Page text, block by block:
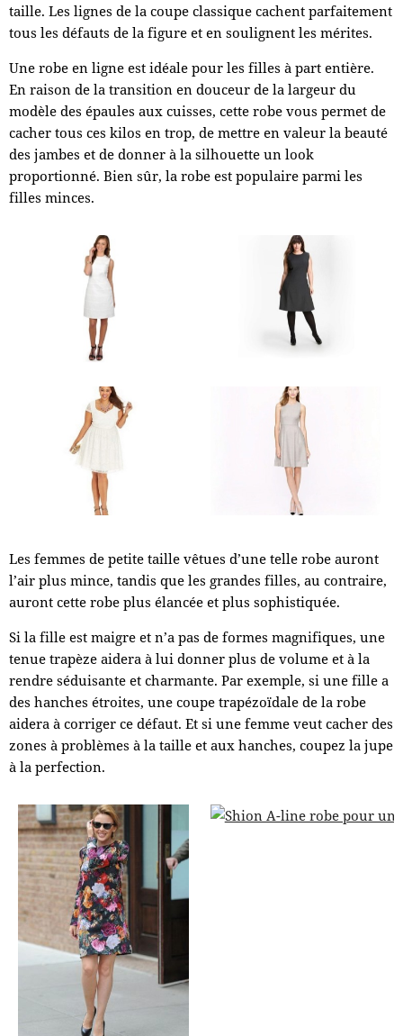
taille. Les lignes de la coupe classique cachent parfaitement
tous les défauts de la figure et en soulignent les mérites.
Une robe en ligne est idéale pour les filles à part entière.
En raison de la transition en douceur de la largeur du
modèle des épaules aux cuisses, cette robe vous permet de
cacher tous ces kilos en trop, de mettre en valeur la beauté
des jambes et de donner à la silhouette un look
proportionné. Bien sûr, la robe est populaire parmi les
filles minces.
Les femmes de petite taille vêtues d’une telle robe auront
l’air plus mince, tandis que les grandes filles, au contraire,
auront cette robe plus élancée et plus sophistiquée.
Si la fille est maigre et n’a pas de formes magnifiques, une
tenue trapèze aidera à lui donner plus de volume et à la
rendre séduisante et charmante. Par exemple, si une fille a
des hanches étroites, une coupe trapézoïdale de la robe
aidera à corriger ce défaut. Et si une femme veut cacher des
zones à problèmes à la taille et aux hanches, coupez la jupe
à la perfection.